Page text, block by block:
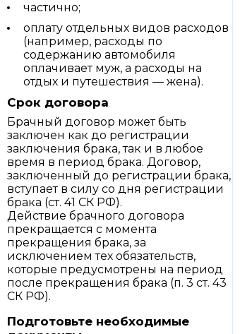
частично;
оплату отдельных видов расходов
(например, расходы по
содержанию автомобиля
оплачивает муж, а расходы на
отдых и путешествия — жена).
Срок договора
Брачный договор может быть
заключен как до регистрации
заключения брака, так и в любое
время в период брака. Договор,
заключенный до регистрации брака,
вступает в силу со дня регистрации
брака (ст. 41 СК РФ).
Действие брачного договора
прекращается с момента
прекращения брака, за
исключением тех обязательств,
которые предусмотрены на период
после прекращения брака (п. 3 ст. 43
СК РФ).
Подготовьте необходимые